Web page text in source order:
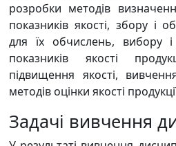
розробки методів
показників якості, збору і
для їх обчислень, вибору і
показників якості
підвищення якості,
методів оцінки якості
Задачі вивчення